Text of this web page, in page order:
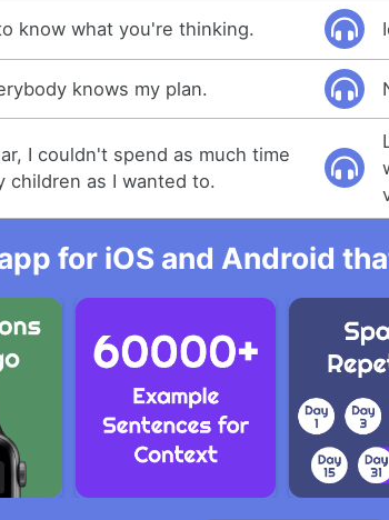
know what you're thinking.
knows my plan.
I couldn't spend as much time
children as I wanted to.
for iOS and Android